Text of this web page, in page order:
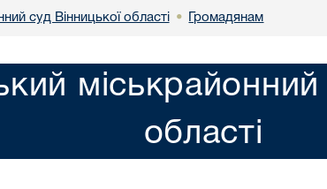
суд Вінницької області • Громадянам
міськрайонний
області